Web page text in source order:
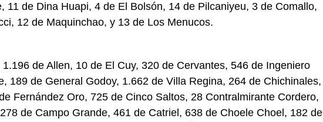
11 de Dina Huapi, 4 de El Bolsón, 14 de Pilcaniyeu, 3 de Comallo,
12 de Maquinchao, y 13 de Los Menucos.
de Allen, 10 de El Cuy, 320 de Cervantes, 546 de Ingeniero
189 de General Godoy, 1.662 de Villa Regina, 264 de Chichinales,
Fernández Oro, 725 de Cinco Saltos, 28 Contralmirante Cordero,
de Campo Grande, 461 de Catriel, 638 de Choele Choel, 182 de